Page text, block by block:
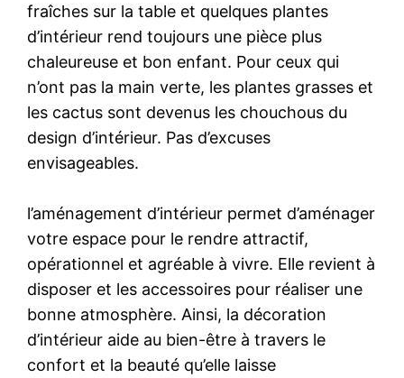
fraîches sur la table et quelques plantes
d’intérieur rend toujours une pièce plus
chaleureuse et bon enfant. Pour ceux qui
n’ont pas la main verte, les plantes grasses et
les cactus sont devenus les chouchous du
design d’intérieur. Pas d’excuses
envisageables.
l’aménagement d’intérieur permet d’aménager
votre espace pour le rendre attractif,
opérationnel et agréable à vivre. Elle revient à
disposer et les accessoires pour réaliser une
bonne atmosphère. Ainsi, la décoration
d’intérieur aide au bien-être à travers le
confort et la beauté qu’elle laisse